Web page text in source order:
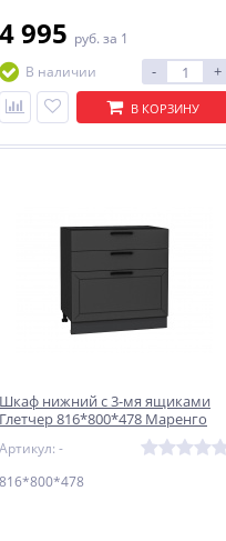
4 995 руб. за 1
В наличии
- +
В КОРЗИНУ
Шкаф нижний с 3-мя ящиками
Глетчер 816*800*478 Маренго
Артикул: -
816*800*478